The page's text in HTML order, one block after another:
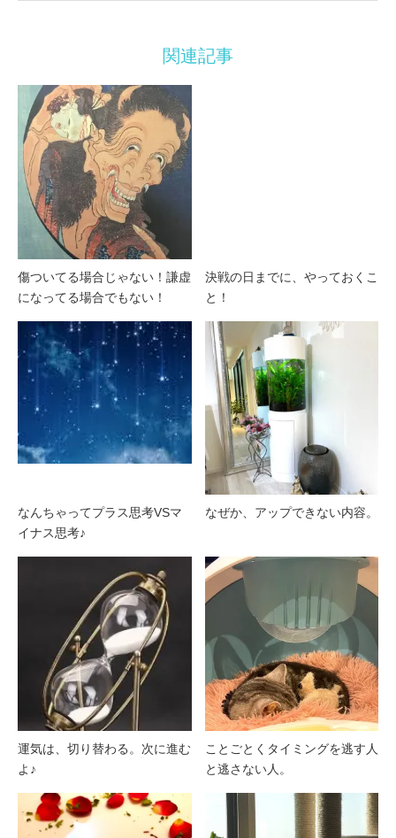
関連記事
傷ついてる場合じゃない！謙虚
になってる場合でもない！
決戦の日までに、やっておくこ
と！
なんちゃってプラス思考VSマ
イナス思考♪
なぜか、アップできない内容。
運気は、切り替わる。次に進む
よ♪
ことごとくタイミングを逃す人
と逃さない人。